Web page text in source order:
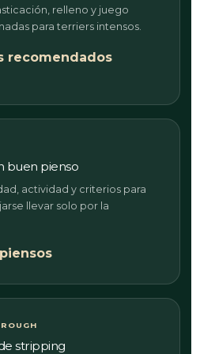
relleno y juego
para terriers intensos.
recomendados
buen pienso
actividad y criterios para
llevar solo por la
stripping